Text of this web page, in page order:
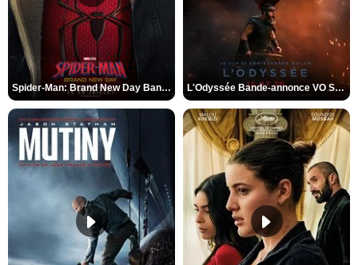
Spider-Man: Brand New Day Bande-annonce VO STFR L'Odyssée Bande-annonce VO STFR